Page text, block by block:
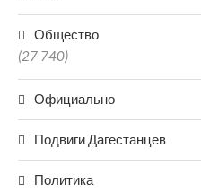
Общество
(27 740)
Официально
Подвиги Дагестанцев
Политика